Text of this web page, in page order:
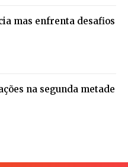
mas enfrenta desafios
na segunda metade